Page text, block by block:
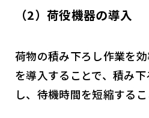
（2）荷役機器の導入
荷物の積み下ろし作業を
を導入することで、積み
し、待機時間を短縮するこ